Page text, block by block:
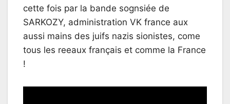
cette fois par la bande sognsiée de
SARKOZY, administration VK france aux
aussi mains des juifs nazis sionistes, come
tous les reeaux français et comme la France
!